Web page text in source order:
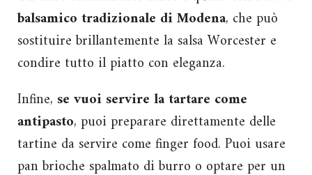
balsamico tradizionale di Modena, che può
sostituire brillantemente la salsa Worcester e
condire tutto il piatto con eleganza.
Infine, se vuoi servire la tartare come
antipasto, puoi preparare direttamente delle
tartine da servire come finger food. Puoi usare
pan brioche spalmato di burro o optare per un